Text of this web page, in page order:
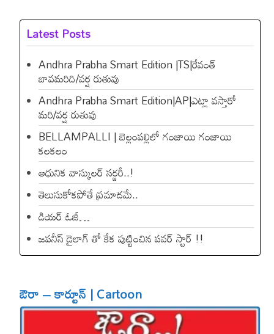
Latest Posts
Andhra Prabha Smart Edition |TS|రేవంత్​
బావమరిది/వర్ష రుతువు
Andhra Prabha Smart Edition|AP|ఎట్లా వస్తారో
మరి/వర్ష రుతువు
BELLAMPALLI | బెల్లంపల్లిలో గంజాయి గంజాయి
కలకలం
ఆధునిక వాస్కులర్ సర్జరీ..!
తెలుసుకోకపోతే ప్రమాదమే..
డియ‌ర్ ఓజీ…
జపనీస్ డైలాగ్ తో కేక పుట్టించిన ప‌వ‌ర్ స్టార్ !!
ఔరా – కార్టూన్ | Cartoon